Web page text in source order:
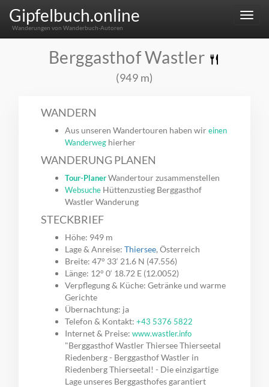
Menu
Gipfelbuch.online
Wanderungen von Wanderbuch-Autoren
Berggasthof Wastler
(949 m)
WANDERN
Aus unseren Wandertouren haben wireinen
Wanderweg hierher
WANDERUNG PLANEN
Tour-PlanerWandertour zusammenstellen
Websuche Hüttenzustieg Berggasthof
Wastler Wanderung
STECKBRIEF
Höhe: 949 m
Lage & Anreise:Thiersee, Österreich
Breite: 47° 33‘ 21.6 N (47.556)
Länge: 12° 0‘ 18.72 E (12.0052)
Verpflegung & Küche: Getränke und warme
Gerichte
Übernachtung: ja
Telefon & Kontakt:+43 5376 5822
Internet & Preise:www.wastler.info
"Berggasthof Wastler Thiersee Thierseetal
Riedenberg - Berggasthof Wastler in
Riedenberg Thierseetal! - Die einzigartige
Lage unseres Berggasthofes garantiert